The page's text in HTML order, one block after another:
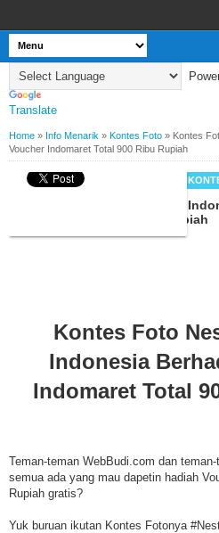
Translate
Home » Info Menarik » Kontes Foto » Kontes
Voucher Indomaret Total 900 Ribu Rupiah
BYWEBBUDI.COM
Kontes Foto Nestle Pure Life
Indomaret Total 900 Ribu Rupiah
Kontes Foto
Indonesia
Indomaret Total
Teman-teman WebBudi.com dan
semua ada yang mau dapetin hadiah
Rupiah gratis?
Yuk buruan ikutan Kontes Fotonya